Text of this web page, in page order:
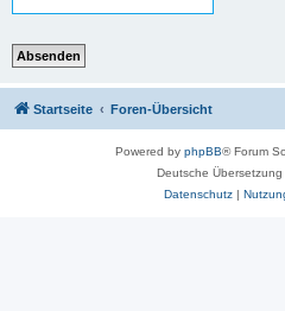
Startseite Foren-Übersicht
Powered by phpBB® Forum
Deutsche Übersetzung
Datenschutz|